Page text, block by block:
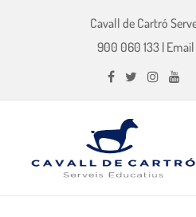
Cavall de Cartró
900 060 133| Email